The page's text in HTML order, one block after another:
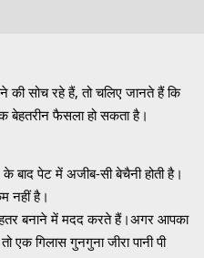
की सोच रहे हैं, तो चलिए जानते हैं कि
बेहतरीन फैसला हो सकता है।
के बाद पेट में अजीब-सी बेचैनी होती है।
नहीं है।
बनाने में मदद करते हैं।अगर आपका
एक गिलास गुनगुना जीरा पानी पी